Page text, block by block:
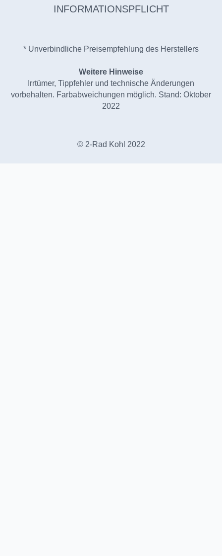
INFORMATIONSPFLICHT
* Unverbindliche Preisempfehlung des Herstellers
Weitere Hinweise
Irrtümer, Tippfehler und technische Änderungen
vorbehalten. Farbabweichungen möglich. Stand: Oktober
2022
© 2-Rad Kohl 2022